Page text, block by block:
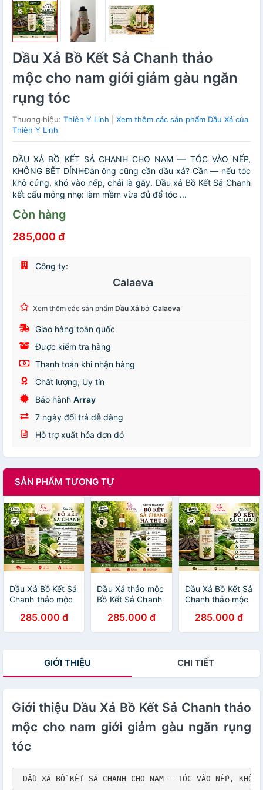
Dầu Xả Bồ Kết Sả Chanh thảo
mộc cho nam giới giảm gàu ngăn
rụng tóc
Thương hiệu: Thiên Y Linh
Xem thêm các sản phẩm Dầu Xả của
Thiên Y Linh
DẦU XẢ BỒ KẾT SẢ CHANH CHO NAM — TÓC VÀO NẾP,
KHÔNG BẾT DÍNHĐàn ông cũng cần dầu xả? Cần — nếu tóc
khô cứng, khó vào nếp, chải là gãy. Dầu xả Bồ Kết Sả Chanh
kết cấu mỏng nhẹ: làm mềm vừa đủ để tóc ...
Còn hàng
285,000 đ
Công ty:
Calaeva
Xem thêm các sản phẩm Dầu Xả bởi Calaeva
Giao hàng toàn quốc
Được kiểm tra hàng
Thanh toán khi nhận hàng
Chất lượng, Uy tín
Bảo hành Array
7 ngày đổi trả dễ dàng
Hỗ trợ xuất hóa đơn đỏ
SẢN PHẨM TƯƠNG TỰ
Dầu Xả Bồ Kết Sả
Chanh thảo mộc
sạch nhờn cả
ngày.
285.000 đ
Dầu Xả thảo mộc
Bồ Kết Sả Chanh
đen và mọc tóc
trung niên
285.000 đ
Dầu Xả Bồ Kết Sả
Chanh thảo mộc
tổn vì uốn
nhuộm.
285.000 đ
GIỚI THIỆU CHI TIẾT
Giới thiệu Dầu Xả Bồ Kết Sả Chanh thảo
mộc cho nam giới giảm gàu ngăn rụng
tóc
DẦU XẢ BỒ KẾT SẢ CHANH CHO NAM — TÓC VÀO